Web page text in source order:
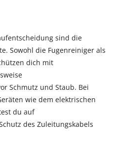
sind die
Sowohl die Fugenreiniger als
dich mit
Schmutz und Staub. Bei
wie dem elektrischen
du auf
des Zuleitungskabels